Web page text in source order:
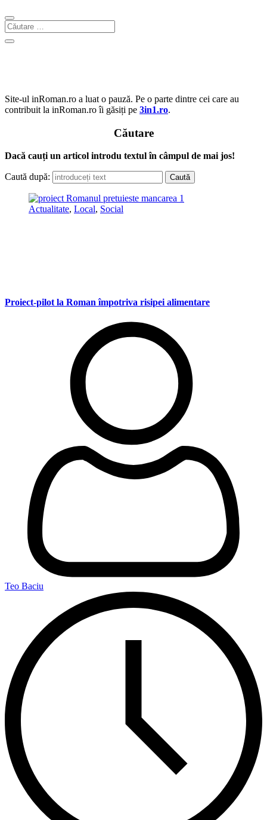
Site-ul inRoman.ro a luat o pauză. Pe o parte dintre cei care au
contribuit la inRoman.ro îi găsiți pe 3in1.ro.
Căutare
Dacă cauți un articol introdu textul în câmpul de mai jos!
Caută după:
Actualitate, Local, Social
Proiect-pilot la Roman împotriva risipei alimentare
Teo Baciu